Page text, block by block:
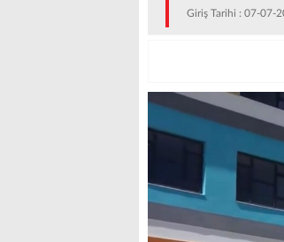
Giriş Tarihi : 07-07-